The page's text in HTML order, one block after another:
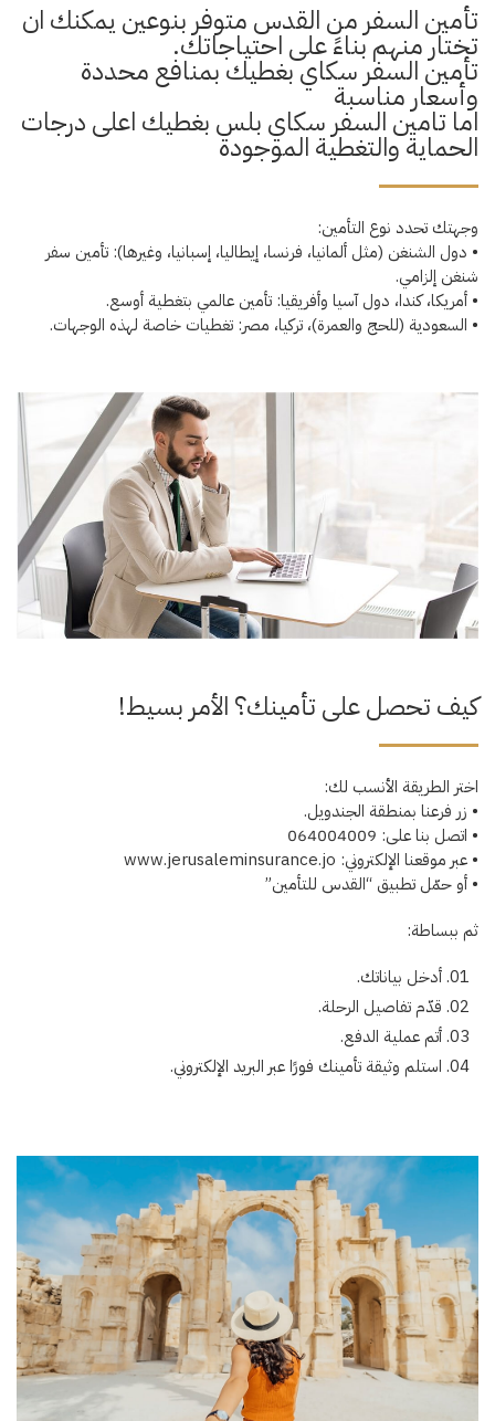
تأمين السفر من القدس متوفر بنوعين يمكنك ان
تختار منهم بناءً على احتياجاتك.
تأمين السفر سكاي بغطيك بمنافع محددة
وأسعار مناسبة
اما تامين السفر سكاي بلس بغطيك اعلى درجات
الحماية والتغطية الموجودة
وجهتك تحدد نوع التأمين:
• دول الشنغن (مثل ألمانيا، فرنسا، إيطاليا، إسبانيا، وغيرها): تأمين سفر
شنغن إلزامي.
• أمريكا، كندا، دول آسيا وأفريقيا: تأمين عالمي بتغطية أوسع.
• السعودية (للحج والعمرة)، تركيا، مصر: تغطيات خاصة لهذه الوجهات.
كيف تحصل على تأمينك؟ الأمر بسيط!
اختر الطريقة الأنسب لك:
• زر فرعنا بمنطقة الجندويل.
• اتصل بنا على: 064004009
• عبر موقعنا الإلكتروني: www.jerusaleminsurance.jo
• أو حمّل تطبيق “القدس للتأمين”
ثم ببساطة:
أدخل بياناتك.
قدّم تفاصيل الرحلة.
أتم عملية الدفع.
استلم وثيقة تأمينك فورًا عبر البريد الإلكتروني.